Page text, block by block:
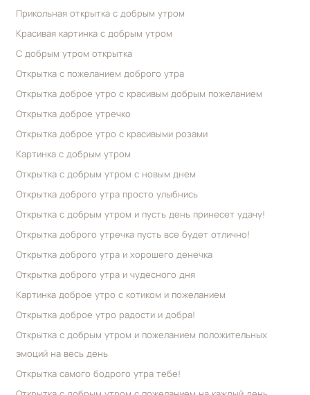
Прикольная открытка с добрым утром
Красивая картинка с добрым утром
С добрым утром открытка
Открытка с пожеланием доброго утра
Открытка доброе утро с красивым добрым пожеланием
Открытка доброе утречко
Открытка доброе утро с красивыми розами
Картинка с добрым утром
Открытка с добрым утром с новым днем
Открытка доброго утра просто улыбнись
Открытка с добрым утром и пусть день принесет удачу!
Открытка доброго утречка пусть все будет отлично!
Открытка доброго утра и хорошего денечка
Открытка доброго утра и чудесного дня
Картинка доброе утро с котиком и пожеланием
Открытка доброе утро радости и добра!
Открытка с добрым утром и пожеланием положительных
эмоций на весь день
Открытка самого бодрого утра тебе!